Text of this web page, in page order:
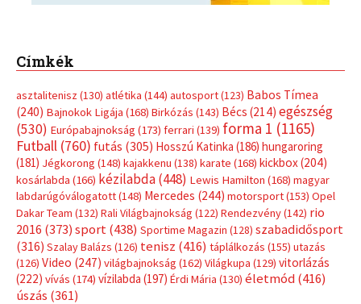
Címkék
asztalitenisz (130) atlétika (144) autosport(123) Babos Tímea
(240) Bajnokok Ligája (168) Birkózás (143) Bécs (214) egészség
(530) Európabajnokság (173) ferrari (139) forma 1 (1165)
Futball (760) futás (305) Hosszú Katinka (186) hungaroring
(181) Jégkorong (148) kajakkenu (138) karate (168) kickbox(204)
kosárlabda (166) kézilabda(448) Lewis Hamilton (168) magyar
labdarúgóválogatott(148) Mercedes (244) motorsport(153) Opel
Dakar Team (132) Rali Világbajnokság (122) Rendezvény(142) rio
2016 (373) sport(438) Sportime Magazin (128) szabadidősport
(316) Szalay Balázs (126) tenisz (416) táplálkozás (155) utazás
(126) Video (247) világbajnokság (162) Világkupa (129) vitorlázás
(222) vívás (174) vízilabda (197) Érdi Mária (130) életmód(416)
úszás (361)